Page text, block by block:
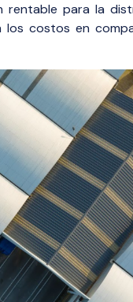
rentable para la
costos en